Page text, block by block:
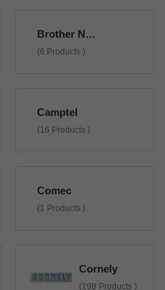
Brother Non Originali
(6 Products )
Camptel
(16 Products )
Comec
(1 Products )
Cornely
(198 Products )